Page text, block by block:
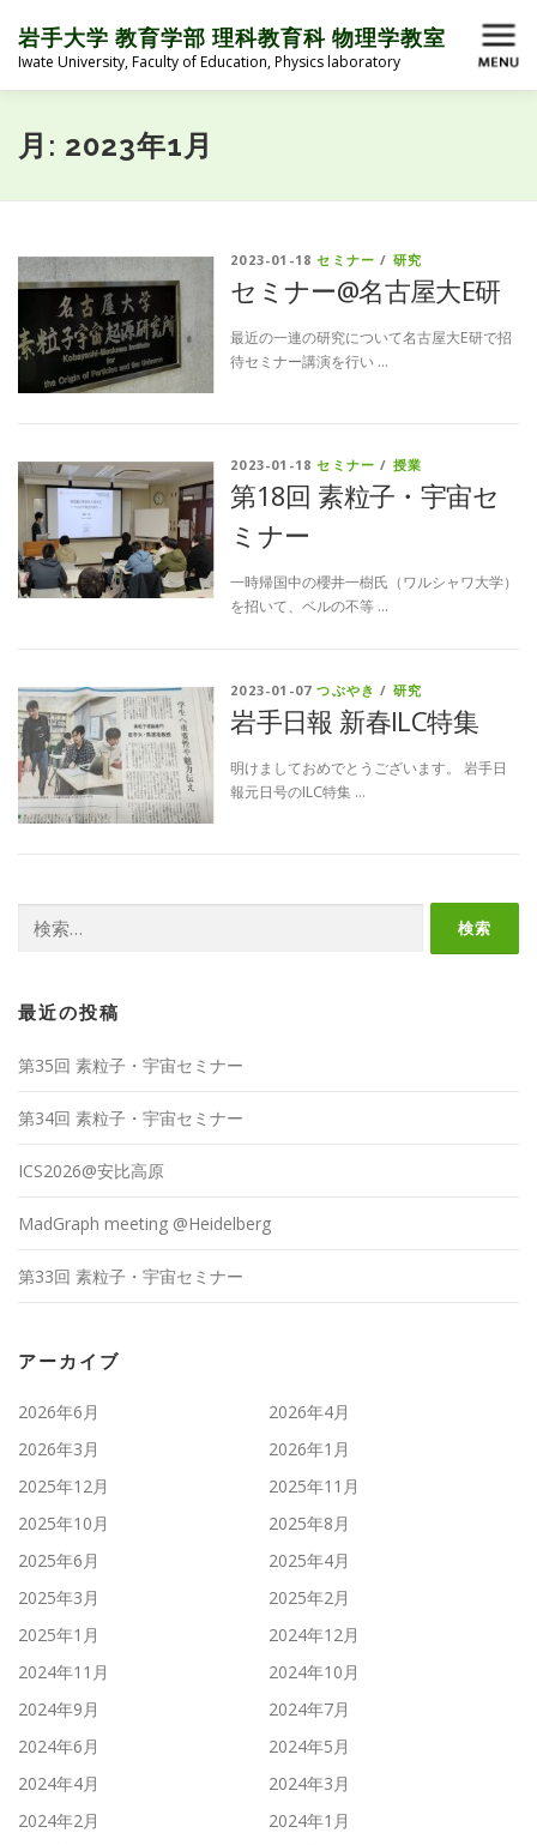
ッ
岩手大学 教育学部 理科教育科 物理学教室
Iwate University, Faculty of Education, Physics laboratory
メニュー
HOME ABOUT
月: 2023年1月
2023-01-18セミナー / 研究
セミナー@名古屋大E研
最近の一連の研究について名古屋大E研で招
待セミナー講演を行い …
2023-01-18セミナー / 授業
第18回 素粒子・宇宙セ
ミナー
一時帰国中の櫻井一樹氏（ワルシャワ大学）
を招いて、ベルの不等 …
2023-01-07つぶやき / 研究
岩手日報 新春ILC特集
明けましておめでとうございます。 岩手日
報元日号のILC特集 …
索:
最近の投稿
第35回 素粒子・宇宙セミナー
第34回 素粒子・宇宙セミナー
ICS2026@安比高原
MadGraph meeting @Heidelberg
第33回 素粒子・宇宙セミナー
アーカイブ
2026年6月
2026年4月
2026年3月
2026年1月
2025年12月
2025年11月
2025年10月
2025年8月
2025年6月
2025年4月
2025年3月
2025年2月
2025年1月
2024年12月
2024年11月
2024年10月
2024年9月
2024年7月
2024年6月
2024年5月
2024年4月
2024年3月
2024年2月
2024年1月